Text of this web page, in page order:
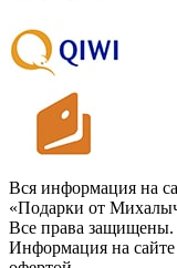
Вся информация на
«Подарки от
Все права защищены.
Информация на сайте